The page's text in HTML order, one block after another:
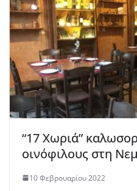
“17 Χωριά”
οινόφιλους στη
10 Φεβρουαρίου 2022